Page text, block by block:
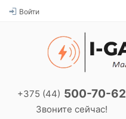
Войти
+375 (44) 500-70-62
Звоните сейчас!